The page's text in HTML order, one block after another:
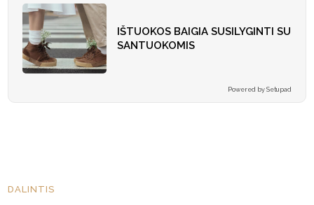
IŠTUOKOS BAIGIA SUSILYGINTI SU
SANTUOKOMIS
Powered by Setupad
DALINTIS